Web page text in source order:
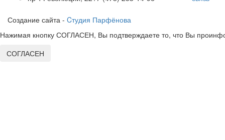
Создание сайта - Cтудия Парфёнова
Нажимая кнопку СОГЛАСЕН, Вы подтверждаете то, что Вы
СОГЛАСЕН